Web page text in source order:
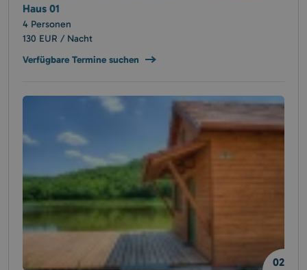
Haus 01
4 Personen
130 EUR / Nacht
Verfügbare Termine suchen
02